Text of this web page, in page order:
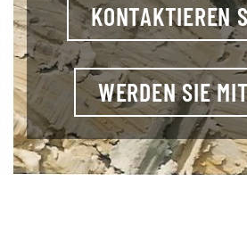
KONTAKTIEREN
WERDEN SIE